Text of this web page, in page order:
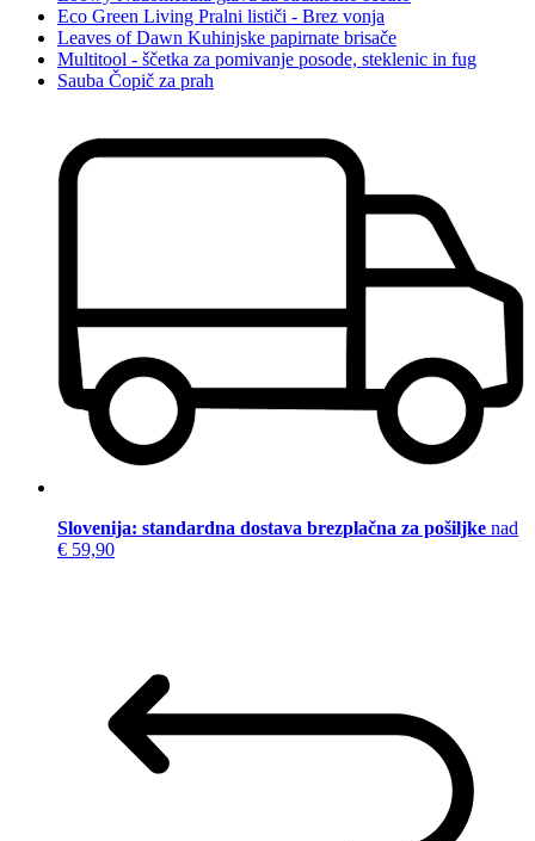
Eco Green Living Pralni lističi - Brez vonja
Leaves of Dawn Kuhinjske papirnate brisače
Multitool - ščetka za pomivanje posode, steklenic in fug
Sauba Čopič za prah
Slovenija: standardna dostava brezplačna za pošiljke nad
€ 59,90